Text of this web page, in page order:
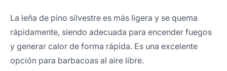
La leña de pino silvestre es más ligera y se quema
rápidamente, siendo adecuada para encender fuegos
y generar calor de forma rápida. Es una excelente
opción para barbacoas al aire libre.